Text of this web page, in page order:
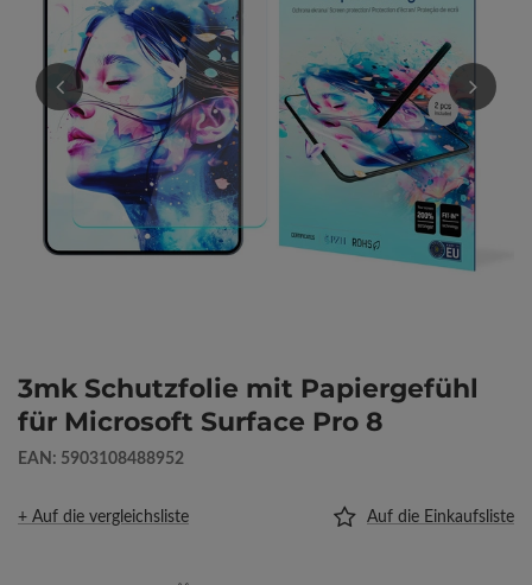
3mk Schutzfolie mit Papiergefühl
für Microsoft Surface Pro 8
EAN: 5903108488952
+ Auf die vergleichsliste Auf die Einkaufsliste